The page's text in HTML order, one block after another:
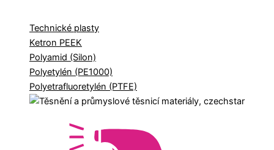
Technické plasty
Ketron PEEK
Polyamid (Silon)
Polyetylén (PE1000)
Polyetrafluoretylén (PTFE)